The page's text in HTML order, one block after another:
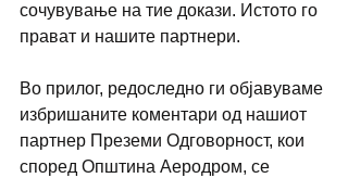
сочувување на тие докази. Истото го
прават и нашите партнери.
Во прилог, редоследно ги објавуваме
избришаните коментари од нашиот
партнер Преземи Одговорност, кои
според Општина Аеродром, се